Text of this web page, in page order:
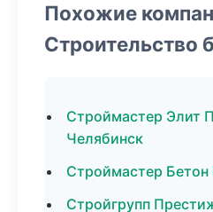
Похожие
Строительство
Строймастер Элит
Челябинск
Строймастер
Стройгрупп